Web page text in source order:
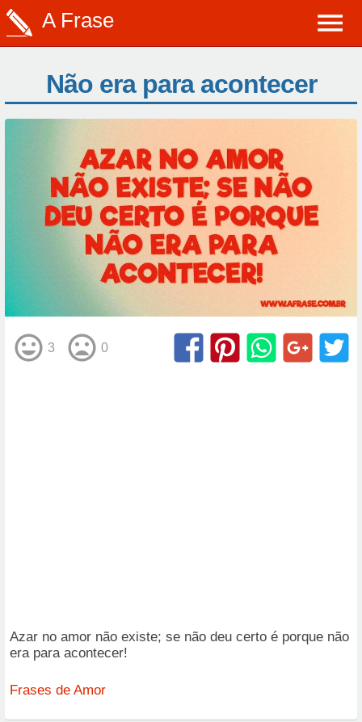
A Frase
Não era para acontecer
3 0
Azar no amor não existe; se não deu certo é porque não
era para acontecer!
Frases de Amor